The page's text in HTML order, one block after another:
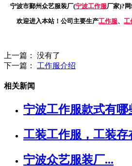
宁波市鄞州众艺服装厂(宁波工作服厂家)?网
欢迎进入本站！公司主要生产工作服、 工
上一篇： 没有了
下一篇： 工作服介绍
相关新闻
宁波工作服款式有哪
工装工作服，工装存
宁波众艺服装厂...